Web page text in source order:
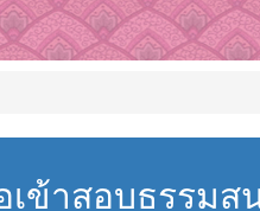
เข้าสอบธรรม